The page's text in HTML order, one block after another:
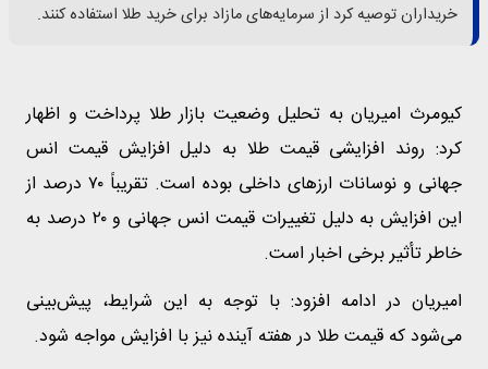
خریداران توصیه کرد از سرمایه‌های مازاد برای خرید طلا استفاده کنند.
کیومرث امیریان به تحلیل وضعیت بازار طلا پرداخت و اظهار
کرد: روند افزایشی قیمت طلا به دلیل افزایش قیمت انس
جهانی و نوسانات ارز‌های داخلی بوده است. تقریباً ۷۰ درصد از
این افزایش به دلیل تغییرات قیمت انس جهانی و ۲۰ درصد به
خاطر تأثیر برخی اخبار است.
امیریان در ادامه افزود: با توجه به این شرایط، پیش‌بینی
می‌شود که قیمت طلا در هفته آینده نیز با افزایش مواجه شود.